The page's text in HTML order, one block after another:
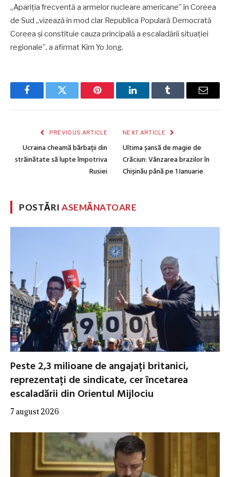
„Apariţia frecventă a armelor nucleare americane” în Coreea
de Sud „vizează în mod clar Republica Populară Democrată
Coreea şi constituie cauza principală a escaladării situaţiei
regionale”, a afirmat Kim Yo Jong.
FacebookTwitter Pinterest LinkedInTumblr Email
PREVIOUS ARTICLE
Ucraina cheamă bărbații din
străinătate să lupte împotriva
Rusiei
NEXT ARTICLE
Ultima șansă de magie de
Crăciun: Vânzarea brazilor în
Chișinău până pe 1 Ianuarie
POSTĂRIASEMĂNATOARE
Peste 2,3 milioane de angajați britanici,
reprezentați de sindicate, cer încetarea
escaladării din Orientul Mijlociu
7 august 2026